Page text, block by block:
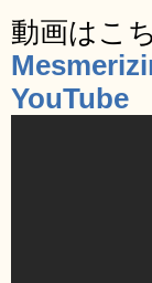
動画はこ
YouTube